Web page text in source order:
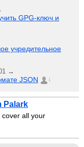
GPG-ключ и
учредительное
→
JSON 1
Palark
cover all your